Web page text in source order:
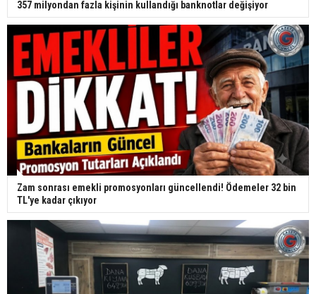
357 milyondan fazla kişinin kullandığı banknotlar değişiyor
Zam sonrası emekli promosyonları güncellendi! Ödemeler 32 bin
TL'ye kadar çıkıyor